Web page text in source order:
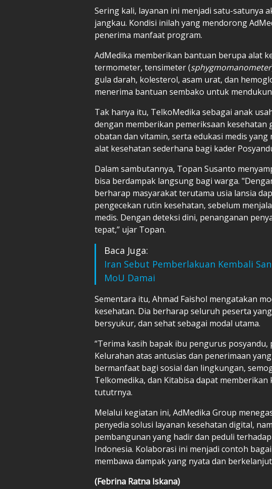
Sering kali, layanan ini menjadi satu-satunya
jangkau. Kondisi inilah yang mendorong
penerima manfaat program.
AdMedika memberikan bantuan berupa alat
termometer, tensimeter (sphygmomanometer
gula darah, kolesterol, asam urat, dan
menerima bantuan sembako untuk
Tak hanya itu, TelkoMedika sebagai anak
dengan memberikan pemeriksaan kesehatan
obatan dan vitamin, serta edukasi medis
alat kesehatan sederhana bagi kader
Dalam sambutannya, Topan Susanto
bisa berdampak langsung bagi warga.
berharap masyarakat terutama usia lansia
pengecekan rutin kesehatan, sebelum
medis. Dengan deteksi dini, penanganan
tepat,” ujar Topan.
Baca Juga:
Iran Sebut Pemberlakuan Kembali
MoU Damai
Sementara itu, Ahmad Faishol mengatakan
kesehatan. Dia berharap seluruh peserta
bersyukur, dan sehat sebagai modal utama.
“Terima kasih bapak ibu pengurus posyandu,
Kelurahan atas antusias dan penerimaan
bermanfaat bagi sosial dan lingkungan,
Telkomedika, dan Kitabisa dapat
tututrnya.
Melalui kegiatan ini, AdMedika Group
penyedia solusi layanan kesehatan digital,
pembangunan yang hadir dan peduli
Indonesia. Kolaborasi ini menjadi contoh
membawa dampak yang nyata dan
(Febrina Ratna Iskana)